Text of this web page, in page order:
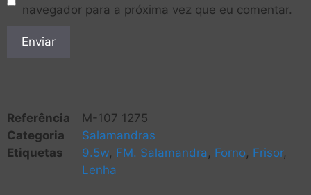
navegador para a próxima vez que eu comentar.
Referência
M-107 1275
Categoria
Salamandras
Etiquetas
9.5w, FM. Salamandra, Forno, Frisor,
Lenha